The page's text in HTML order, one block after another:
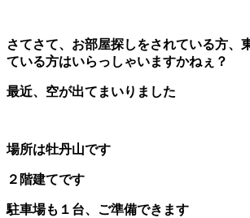
さてさて、お部屋探しをされている方、
ている方はいらっしゃいますかねぇ？
最近、空が出てまいりました
場所は牡丹山です
２階建てです
駐車場も１台、ご準備できます